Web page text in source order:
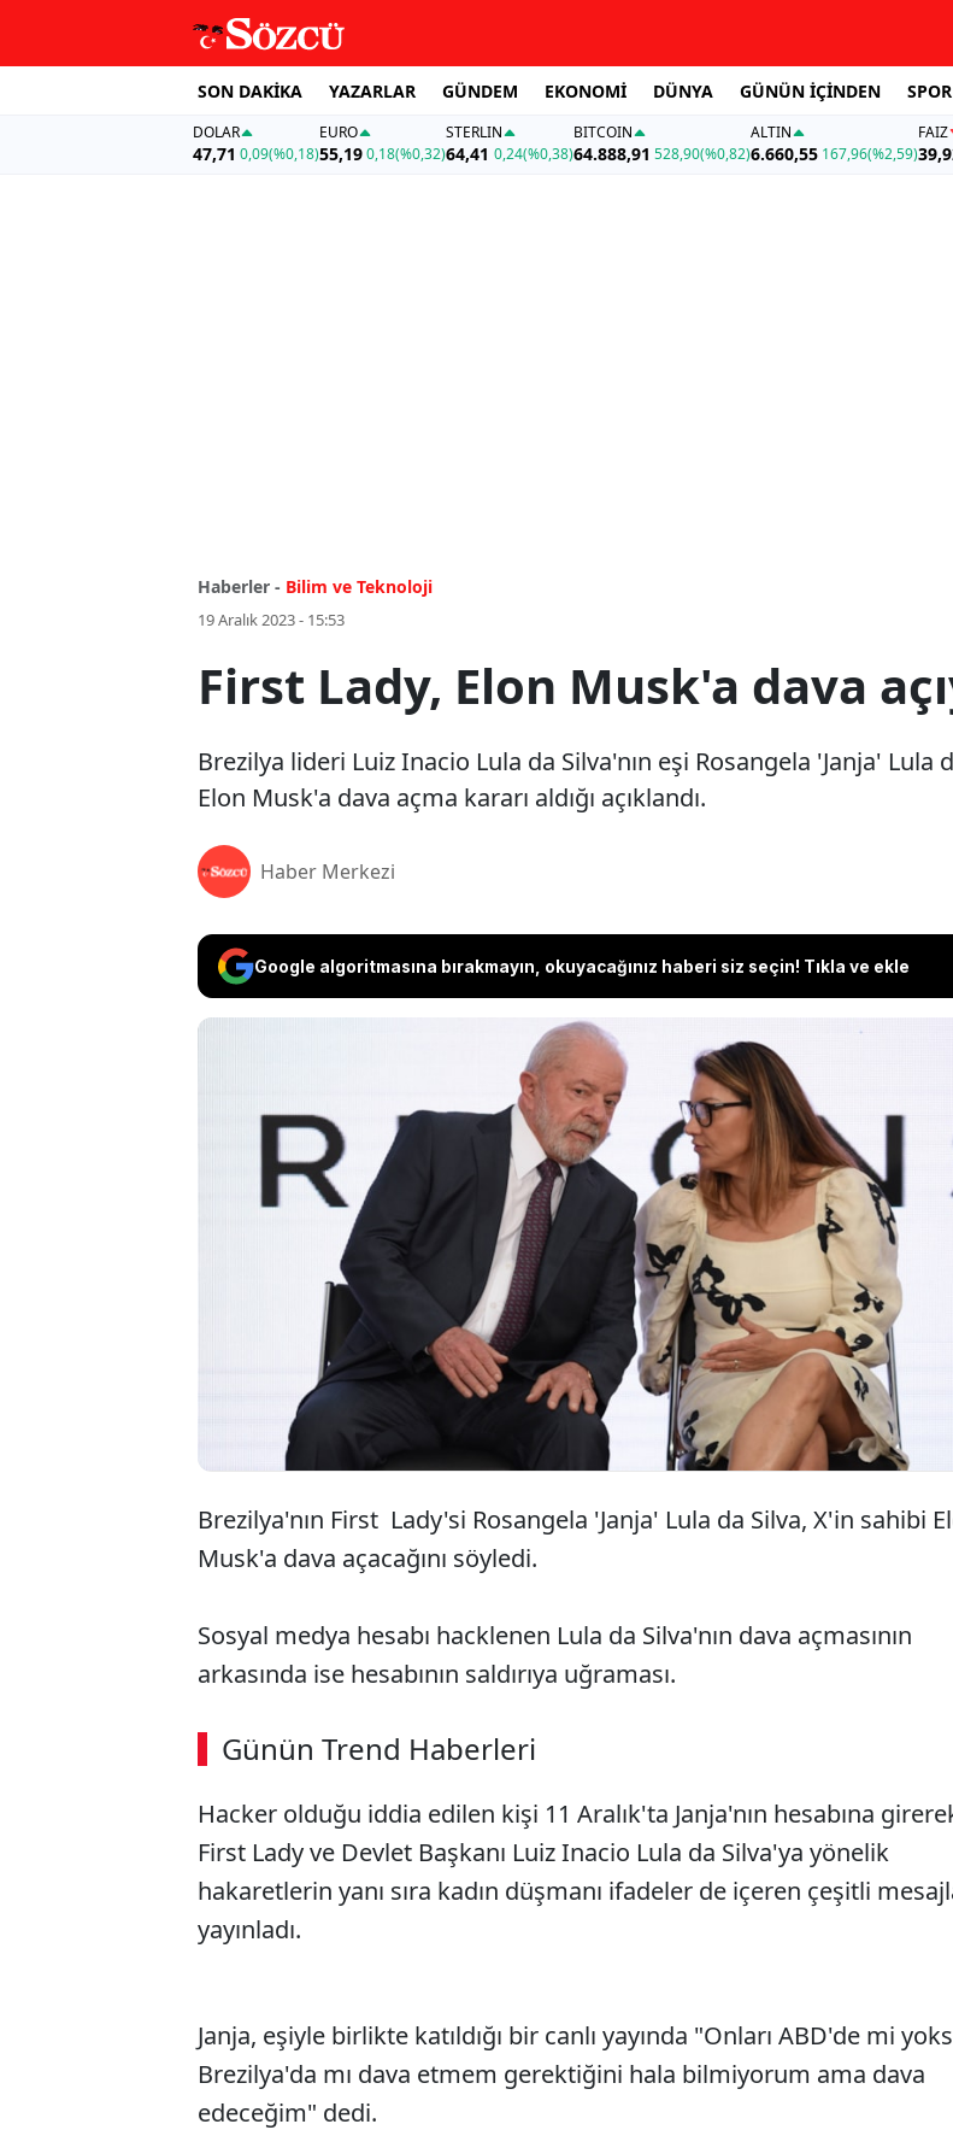
SON DAKİKA YAZARLAR GÜNDEM EKONOMİ DÜNYA GÜNÜN İÇİNDEN SPOR
DOLAR
47,71 0,09(%0,18)
EURO
55,19 0,18(%0,32)
STERLIN
64,41 0,24(%0,38)
BITCOIN
64.888,91 528,90(%0,82)
ALTIN
6.660,55 167,96(%2,59)
FAİZ
Haberler - Bilim ve Teknoloji
19 Aralık 2023 - 15:53
First Lady, Elon Musk'a dava
Brezilya lideri Luiz Inacio Lula da Silva'nın eşi Rosangela 'Janja' Lula
Elon Musk'a dava açma kararı aldığı açıklandı.
Haber Merkezi
Google algoritmasına bırakmayın, okuyacağınız haberi siz seçin! Tıkla ve ekle
Brezilya lideri Luiz Inacio Lula da Silva'nın eşi
'Janja' Lula da Silva'nın eski adı Twitter olan X'in
Elon Musk'a dava açma kararı aldığı açıklandı.
Brezilya'nın First Lady'si Rosangela 'Janja' Lula da Silva, X'in sahibi
Musk'a dava açacağını söyledi.
Sosyal medya hesabı hacklenen Lula da Silva'nın dava açmasının
arkasında ise hesabının saldırıya uğraması.
Günün Trend Haberleri
Hacker olduğu iddia edilen kişi 11 Aralık'ta Janja'nın hesabına
First Lady ve Devlet Başkanı Luiz Inacio Lula da Silva'ya yönelik
hakaretlerin yanı sıra kadın düşmanı ifadeler de içeren çeşitli
yayınladı.
Janja, eşiyle birlikte katıldığı bir canlı yayında "Onları ABD'de mi
Brezilya'da mı dava etmem gerektiğini hala bilmiyorum ama dava
edeceğim" dedi.